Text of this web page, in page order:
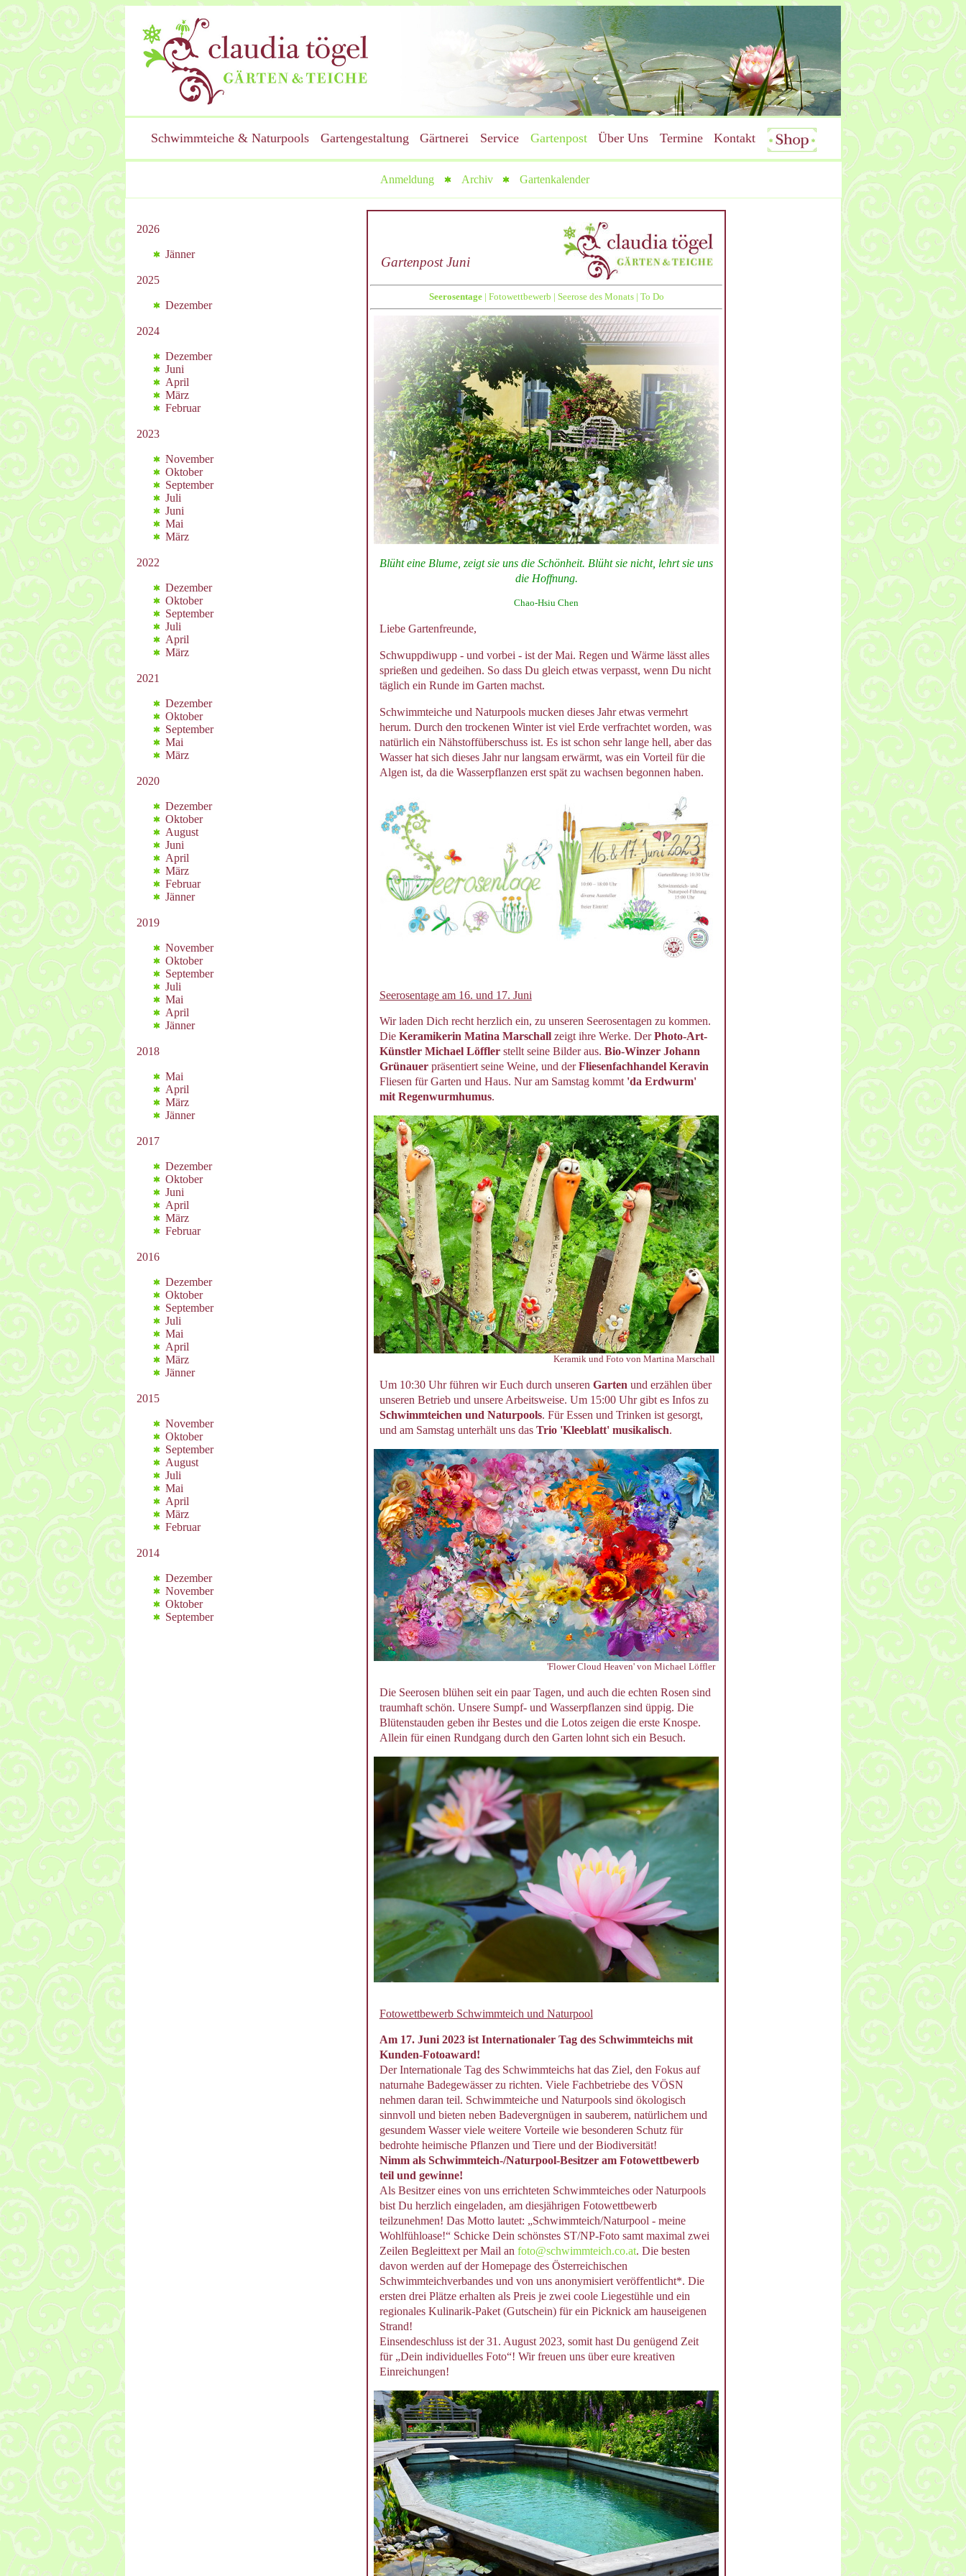
Schwimmteiche & Naturpools Gartengestaltung Gärtnerei Service Gartenpost Über Uns Termine Kontakt
Anmeldung Archiv Gartenkalender
2026
Jänner
2025
Dezember
2024
Dezember
Juni
April
März
Februar
2023
November
Oktober
September
Juli
Juni
Mai
März
2022
Dezember
Oktober
September
Juli
April
März
2021
Dezember
Oktober
September
Mai
März
2020
Dezember
Oktober
August
Juni
April
März
Februar
Jänner
2019
November
Oktober
September
Juli
Mai
April
Jänner
2018
Mai
April
März
Jänner
2017
Dezember
Oktober
Juni
April
März
Februar
2016
Dezember
Oktober
September
Juli
Mai
April
März
Jänner
2015
November
Oktober
September
August
Juli
Mai
April
März
Februar
2014
Dezember
November
Oktober
September
Gartenpost Juni
Seerosentage| Fotowettbewerb | Seerose des Monats| To Do
Blüht eine Blume, zeigt sie uns die Schönheit. Blüht sie nicht, lehrt sie uns
die Hoffnung.
Chao-Hsiu Chen
Liebe Gartenfreunde,
Schwuppdiwupp - und vorbei - ist der Mai. Regen und Wärme lässt alles
sprießen und gedeihen. So dass Du gleich etwas verpasst, wenn Du nicht
täglich ein Runde im Garten machst.
Schwimmteiche und Naturpools mucken dieses Jahr etwas vermehrt
herum. Durch den trockenen Winter ist viel Erde verfrachtet worden, was
natürlich ein Nähstoffüberschuss ist. Es ist schon sehr lange hell, aber das
Wasser hat sich dieses Jahr nur langsam erwärmt, was ein Vorteil für die
Algen ist, da die Wasserpflanzen erst spät zu wachsen begonnen haben.
Seerosentage am 16. und 17. Juni
Wir laden Dich recht herzlich ein, zu unseren Seerosentagen zu kommen.
Die Keramikerin Matina Marschallzeigt ihre Werke. DerPhoto-Art-
Künstler Michael Löfflerstellt seine Bilder aus. Bio-Winzer Johann
Grünauerpräsentiert seine Weine, und derFliesenfachhandel Keravin
Fliesen für Garten und Haus. Nur am Samstag kommt 'da Erdwurm'
mit Regenwurmhumus.
Keramik und Foto von Martina Marschall
Um 10:30 Uhr führen wir Euch durch unseren Garten und erzählen über
unseren Betrieb und unsere Arbeitsweise. Um 15:00 Uhr gibt es Infos zu
Schwimmteichen und Naturpools. Für Essen und Trinken ist gesorgt,
und am Samstag unterhält uns das Trio 'Kleeblatt' musikalisch.
'Flower Cloud Heaven' von Michael Löffler
Die Seerosen blühen seit ein paar Tagen, und auch die echten Rosen sind
traumhaft schön. Unsere Sumpf- und Wasserpflanzen sind üppig. Die
Blütenstauden geben ihr Bestes und die Lotos zeigen die erste Knospe.
Allein für einen Rundgang durch den Garten lohnt sich ein Besuch.
Fotowettbewerb Schwimmteich und Naturpool
Am 17. Juni 2023 ist Internationaler Tag des Schwimmteichs mit
Kunden-Fotoaward!
Der Internationale Tag des Schwimmteichs hat das Ziel, den Fokus auf
naturnahe Badegewässer zu richten. Viele Fachbetriebe des VÖSN
nehmen daran teil. Schwimmteiche und Naturpools sind ökologisch
sinnvoll und bieten neben Badevergnügen in sauberem, natürlichem und
gesundem Wasser viele weitere Vorteile wie besonderen Schutz für
bedrohte heimische Pflanzen und Tiere und der Biodiversität!
Nimm als Schwimmteich-/Naturpool-Besitzer am Fotowettbewerb
teil und gewinne!
Als Besitzer eines von uns errichteten Schwimmteiches oder Naturpools
bist Du herzlich eingeladen, am diesjährigen Fotowettbewerb
teilzunehmen! Das Motto lautet: „Schwimmteich/Naturpool - meine
Wohlfühloase!“ Schicke Dein schönstes ST/NP-Foto samt maximal zwei
Zeilen Begleittext per Mail an foto@schwimmteich.co.at. Die besten
davon werden auf der Homepage des Österreichischen
Schwimmteichverbandes und von uns anonymisiert veröffentlicht*. Die
ersten drei Plätze erhalten als Preis je zwei coole Liegestühle und ein
regionales Kulinarik-Paket (Gutschein) für ein Picknick am hauseigenen
Strand!
Einsendeschluss ist der 31. August 2023, somit hast Du genügend Zeit
für „Dein individuelles Foto“! Wir freuen uns über eure kreativen
Einreichungen!